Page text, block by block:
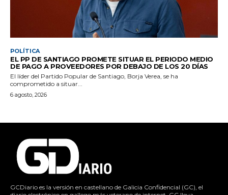
POLÍTICA
EL PP DE SANTIAGO PROMETE SITUAR EL PERIODO MEDIO
DE PAGO A PROVEEDORES POR DEBAJO DE LOS 20 DÍAS
El líder del Partido Popular de Santiago, Borja Verea, se ha
comprometido a situar...
6 agosto, 2026
GCDiario es la versión en castellano de Galicia Confidencial (GC), el